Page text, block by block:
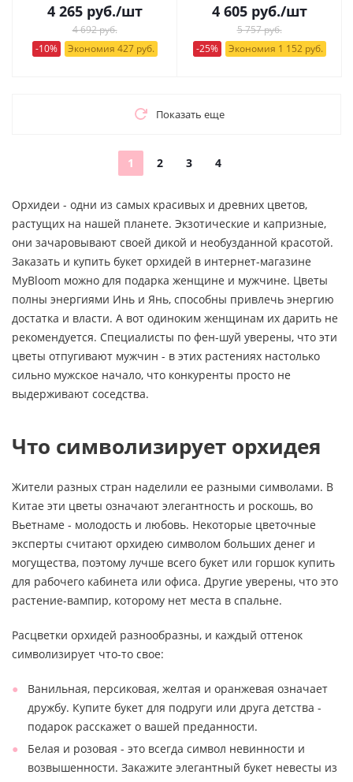
4 265руб./шт
4 692 руб.
-10%
Экономия 427 руб.
4 605руб./шт
5 757 руб.
-25%
Экономия 1 152 руб.
Показать еще
1 2 3 4
Орхидеи - одни из самых красивых и древних цветов,
растущих на нашей планете. Экзотические и капризные,
они зачаровывают своей дикой и необузданной красотой.
Заказать и купить букет орхидей в интернет-магазине
MyBloom можно для подарка женщине и мужчине. Цветы
полны энергиями Инь и Янь, способны привлечь энергию
достатка и власти. А вот одиноким женщинам их дарить не
рекомендуется. Специалисты по фен-шуй уверены, что эти
цветы отпугивают мужчин - в этих растениях настолько
сильно мужское начало, что конкуренты просто не
выдерживают соседства.
Что символизирует орхидея
Жители разных стран наделили ее разными символами. В
Китае эти цветы означают элегантность и роскошь, во
Вьетнаме - молодость и любовь. Некоторые цветочные
эксперты считают орхидею символом больших денег и
могущества, поэтому лучше всего букет или горшок купить
для рабочего кабинета или офиса. Другие уверены, что это
растение-вампир, которому нет места в спальне.
Расцветки орхидей разнообразны, и каждый оттенок
символизирует что-то свое:
Ванильная, персиковая, желтая и оранжевая означает
дружбу. Купите букет для подруги или друга детства -
подарок расскажет о вашей преданности.
Белая и розовая - это всегда символ невинности и
возвышенности. Закажите элегантный букет невесты из